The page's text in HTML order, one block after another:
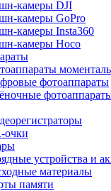
камеры DJI
камеры GoPro
камеры Insta360
камеры Hoco
фотоаппараты
очки
устройства и
материалы
памяти